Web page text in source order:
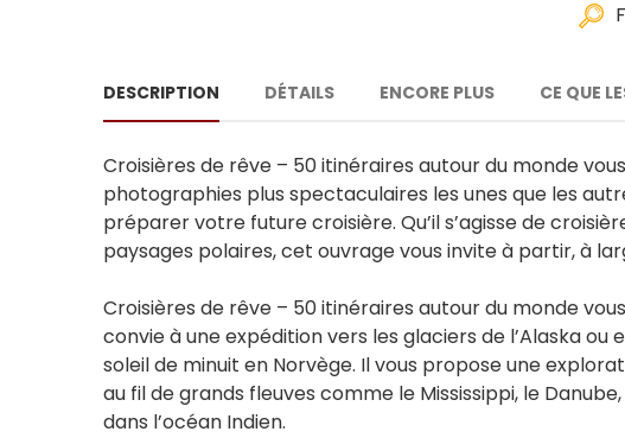
DESCRIPTION DÉTAILS ENCORE PLUS CE QUE
Croisières de rêve – 50 itinéraires autour du monde
photographies plus spectaculaires les unes que les
préparer votre future croisière. Qu’il s’agisse de
paysages polaires, cet ouvrage vous invite à partir, à
Croisières de rêve – 50 itinéraires autour du monde
convie à une expédition vers les glaciers de l’Alaska
soleil de minuit en Norvège. Il vous propose une
au fil de grands fleuves comme le Mississippi, le
dans l’océan Indien.